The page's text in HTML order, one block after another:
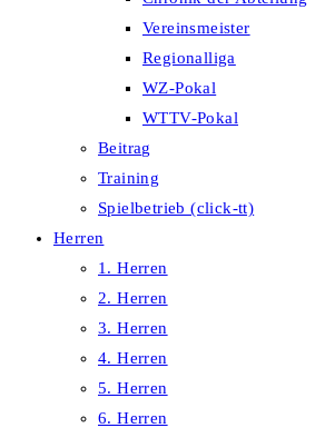
Vereinsmeister
Regionalliga
WZ-Pokal
WTTV-Pokal
Beitrag
Training
Spielbetrieb (click-tt)
Herren
1. Herren
2. Herren
3. Herren
4. Herren
5. Herren
6. Herren